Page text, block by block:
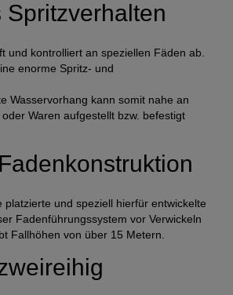
Spritzverhalten
und kontrolliert an speziellen Fäden ab.
enorme Spritz- und
Wasservorhang kann somit nahe an
Waren aufgestellt bzw. befestigt
platzierte und speziell hierfür entwickelte
Fadenführungssystem vor Verwickeln
Fallhöhen von über 15 Metern.
Anbindung eines Drittanbieters zur
Name
Tawk
Anbieter
Tawk
Zweck
k.A.
Cookie Name
ss
Name
Tawk
Zweck
k.A.